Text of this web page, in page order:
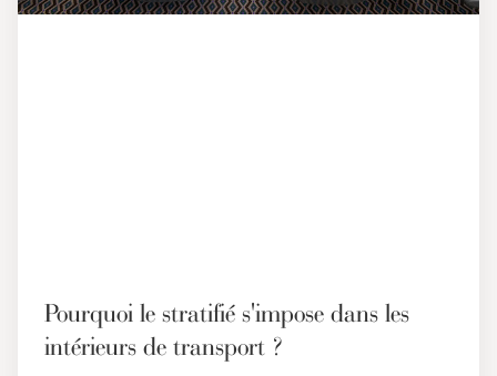
Pourquoi le stratifié s'impose dans les
intérieurs de transport ?